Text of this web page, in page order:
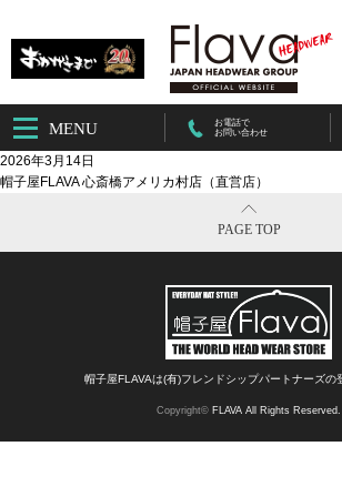
MENU
お電話で
お問い合わせ
2026年3月14日
帽子屋FLAVA 心斎橋アメリカ村店（直営店）
PAGE TOP
帽子屋FLAVAは(有)フレンドシップパートナーズの
Copyright© FLAVA All Rights Reserved.